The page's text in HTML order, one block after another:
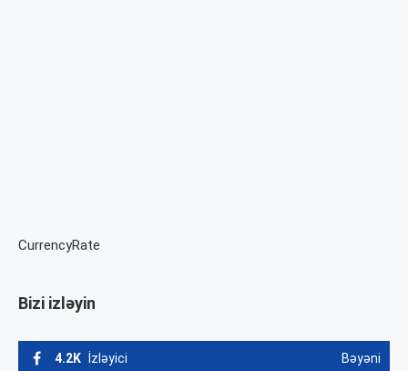
CurrencyRate
Bizi izləyin
4.2K İzləyici Bəyəni